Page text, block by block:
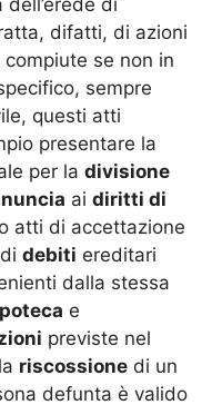
di
difatti, di azioni
se non in
sempre
questi atti
presentare la
per la divisione
ai diritti di
atti di accettazione
di debiti ereditari
dalla stessa
e
previste nel
riscossione di un
defunta è valido